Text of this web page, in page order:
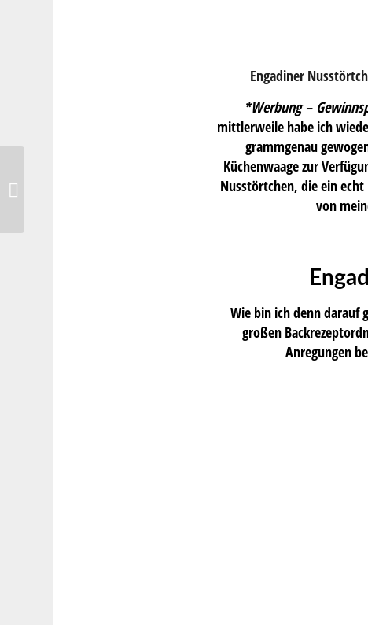
Engadiner
*Werbung –
mittlerweile habe ich
grammgenau
Küchenwaage zur
Nusstörtchen, die ein
von
Wie bin ich denn darauf
großen
Anregungen